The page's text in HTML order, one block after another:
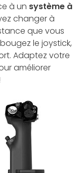
à un système à
changer à
que vous
le joystick,
Adaptez votre
améliorer